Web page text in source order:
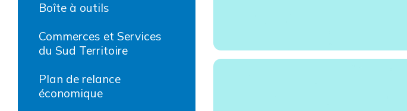
Boîte à outils
Commerces et Services
du Sud Territoire
Plan de relance
économique